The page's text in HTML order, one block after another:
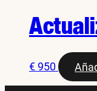
€950